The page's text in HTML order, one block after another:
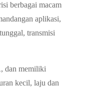
berbagai macam
aplikasi,
transmisi
dan memiliki
kecil, laju dan